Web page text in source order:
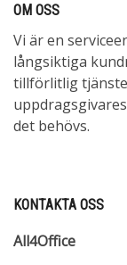
OM OSS
Vi är en
långsiktiga
tillförlitlig
det behövs.
KONTAKTA OSS
All4Office